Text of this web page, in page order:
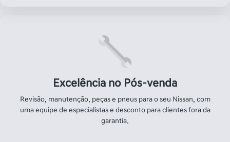
Excelência no Pós-venda
Revisão, manutenção, peças e pneus para o seu Nissan, com
uma equipe de especialistas e desconto para clientes fora da
garantia.